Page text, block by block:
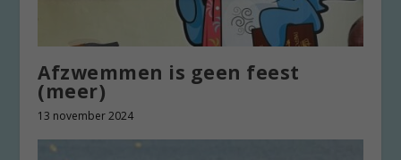
Afzwemmen is geen feest
(meer)
13 november 2024